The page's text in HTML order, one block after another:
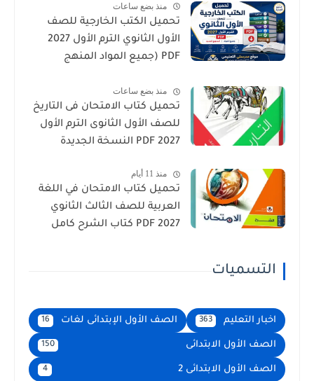
منذ بضع ساعات
تحميل الكتب الخارجية للصف
الأول الثانوي الترم الأول 2027
PDF (جميع المواد المنهج
منذ بضع ساعات
تحميل كتاب الامتحان فى التاريخ
للصف الأول الثانوى الترم الأول
2027 PDF النسخة الجديدة
منذ 11 أيام
تحميل كتاب الامتحان في اللغة
العربية للصف الثالث الثانوي
2027 PDF كتاب الشرح كامل
التسميات
اخبار التعليم 363 الصف الأول الإبتدائى لغات 16
الصف الأول الابتدائى 150
الصف الأول الابتدائى 2 4